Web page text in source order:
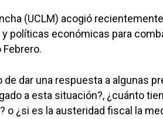
(UCLM) acogió
políticas económicas para
dar una respuesta a algunas
a esta situación?, ¿cuánto
o ¿si es la austeridad fiscal la